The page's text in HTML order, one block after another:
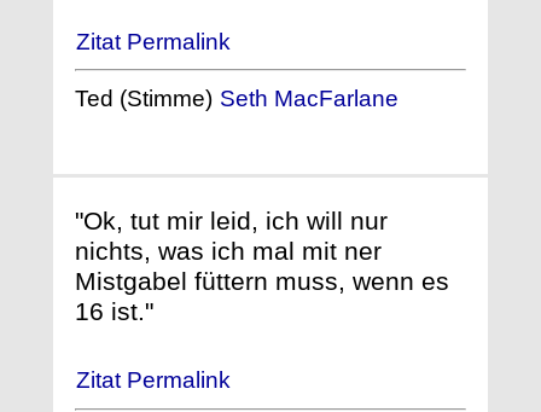
Zitat Permalink
Ted (Stimme) Seth MacFarlane
"Ok, tut mir leid, ich will nur
nichts, was ich mal mit ner
Mistgabel füttern muss, wenn es
16 ist."
Zitat Permalink